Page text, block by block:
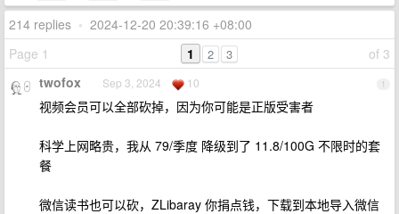
214 replies • 2024-12-20 20:39:16 +08:00
Page 1
of 3
1 2 3
1
twofox Sep 3, 2024 10
视频会员可以全部砍掉，因为你可能是正版受害者
科学上网略贵，我从 79/季度 降级到了 11.8/100G 不限时的套
餐
微信读书也可以砍，ZLibaray 你捐点钱，下载到本地导入微信